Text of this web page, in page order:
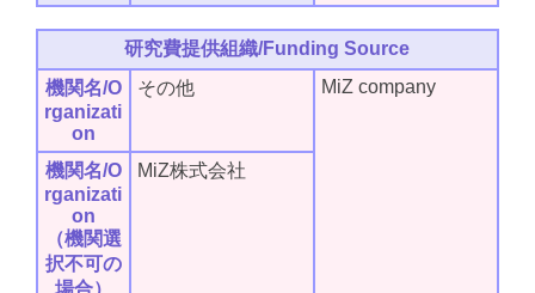
研究費提供組織/Funding Source
機関名/O
rganizati
on
その他 MiZ company
機関名/O
rganizati
on
（機関選
択不可の
場合）
MiZ株式会社